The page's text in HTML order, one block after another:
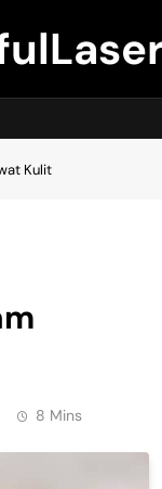
Kulit
8 Mins